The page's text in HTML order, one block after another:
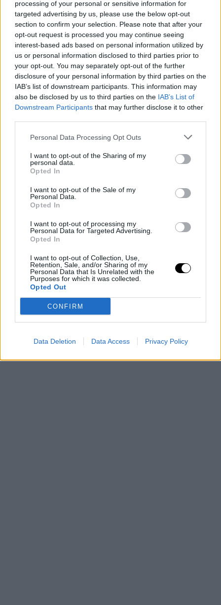
processing of your personal or sensitive information for
targeted advertising by us, please use the below opt-out
section to confirm your selection. Please note that after your
opt-out request is processed you may continue seeing
interest-based ads based on personal information utilized by
us or personal information disclosed to third parties prior to
your opt-out. You may separately opt-out of the further
disclosure of your personal information by third parties on the
IAB’s list of downstream participants. This information may
also be disclosed by us to third parties on the IAB’s List of
Downstream Participants that may further disclose it to other
Personal Data Processing Opt Outs
I want to opt-out of the Sharing of my
personal data.
Opted In
I want to opt-out of the Sale of my
Personal Data.
Opted In
I want to opt-out of processing my
Personal Data for Targeted Advertising.
Opted In
I want to opt-out of Collection, Use,
Retention, Sale, and/or Sharing of my
Personal Data that Is Unrelated with the
Purposes for which it was collected.
Opted Out
CONFIRM
Data Deletion Data Access Privacy Policy
απώλεια, ωστόσο, και την επίσης δραστική αύξηση βάρους
έκανε κι άλλες ραγάδες, στα χέρια, την πλάτη και την κοιλιά
ακολουθεί έναν υγιή τρόπο ζωής -βρίσκοντας την ισορροπία
μεταξύ φαγητού και άσκησης
θυμίζουν και πόσο μακριά έχω φτάσει στο ταξίδι μου. Ότι, παρά
τα όσα έχει περάσει, το σώμα μου ακόμα είναι δυνατό και κρατά
γερά. Αυτά τα μικρά σημάδια δείχνουν πόση θέληση έχω, πόσο
δυνατή και αποφασισμένη είμαι να τα βρω με το σώμα μου και
να το αγαπώ, όπως κι αν δείχνω.